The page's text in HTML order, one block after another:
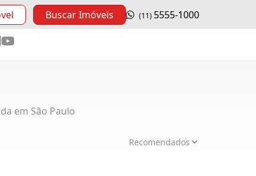
Buscar Imóveis (11) 5555-1000
em São Paulo